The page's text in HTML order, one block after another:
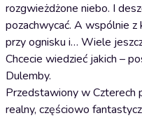
rozgwieżdżone niebo. I
pozachwycać. A wspólnie z
przy ognisku i… Wiele
Chcecie wiedzieć jakich –
Dulemby.
Przedstawiony w Czterech
realny, częściowo